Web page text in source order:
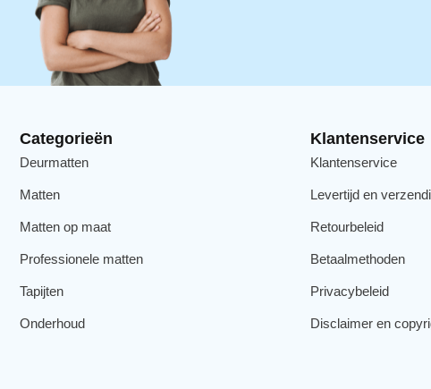
Categorieën
Deurmatten
Matten
Matten op maat
Professionele matten
Tapijten
Onderhoud
Klantenservice
Klantenservice
Levertijd en
Retourbeleid
Betaalmethoden
Privacybeleid
Disclaimer en